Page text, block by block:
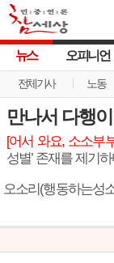
뉴스
전체기사 노동
오피니언
만나서 다행
[어서 와요, 소소부
성별’ 존재를 제기
오소리(행동하는성